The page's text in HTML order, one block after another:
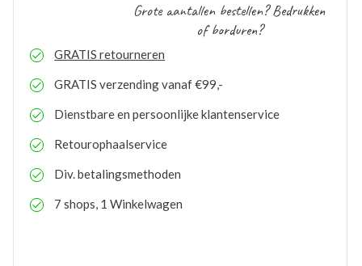
Grote aantallen bestellen? Bedrukken
of borduren?
GRATIS retourneren
GRATIS verzending vanaf €99,-
Dienstbare en persoonlijke klantenservice
Retourophaalservice
Div. betalingsmethoden
7 shops, 1 Winkelwagen